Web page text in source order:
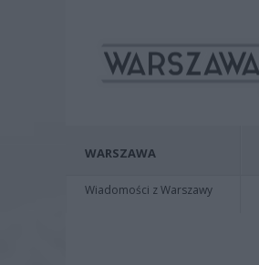
WARSZAWA
Wiadomości z Warszawy